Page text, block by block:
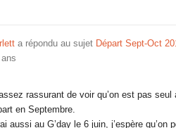
a répondu au sujet Départ Sept-Oct
rassurant de voir qu’on est pas
en Septembre.
aussi au G’day le 6 juin, j’espère qu’on